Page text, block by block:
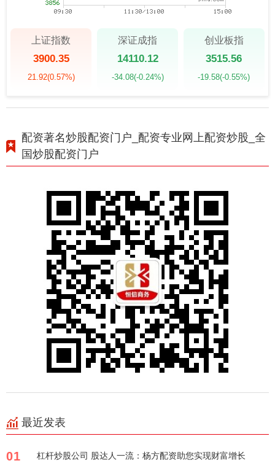
上证指数
3900.35
21.92(0.57%)
深证成指
14110.12
-34.08(-0.24%)
创业板指
3515.56
-19.58(-0.55%)
配资著名炒股配资门户_配资专业网上配资炒股_全
国炒股配资门户
最近发表
01 杠杆炒股公司 股达人一流：杨方配资助您实现财富增长